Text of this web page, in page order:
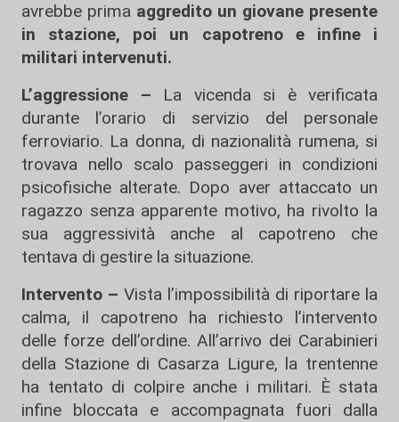
avrebbe prima aggredito un giovane presente
in stazione, poi un capotreno e infine i
militari intervenuti.
L’aggressione – La vicenda si è verificata
durante l’orario di servizio del personale
ferroviario. La donna, di nazionalità rumena, si
trovava nello scalo passeggeri in condizioni
psicofisiche alterate. Dopo aver attaccato un
ragazzo senza apparente motivo, ha rivolto la
sua aggressività anche al capotreno che
tentava di gestire la situazione.
Intervento – Vista l’impossibilità di riportare la
calma, il capotreno ha richiesto l’intervento
delle forze dell’ordine. All’arrivo dei Carabinieri
della Stazione di Casarza Ligure, la trentenne
ha tentato di colpire anche i militari. È stata
infine bloccata e accompagnata fuori dalla